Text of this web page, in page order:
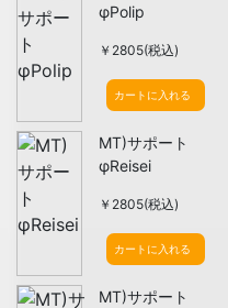
φPolip
￥2805(税込)
カートに入れる
MT)サポート
φReisei
￥2805(税込)
カートに入れる
MT)サポート